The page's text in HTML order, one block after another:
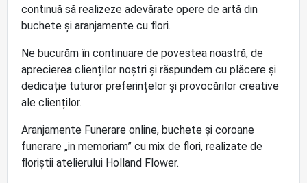
continuă să realizeze adevărate opere de artă din
buchete și aranjamente cu flori.
Ne bucurăm în continuare de povestea noastră, de
aprecierea clienților noștri și răspundem cu plăcere și
dedicație tuturor preferințelor și provocărilor creative
ale clienților.
Aranjamente Funerare online, buchete și coroane
funerare „in memoriam” cu mix de flori, realizate de
floriștii atelierului Holland Flower.